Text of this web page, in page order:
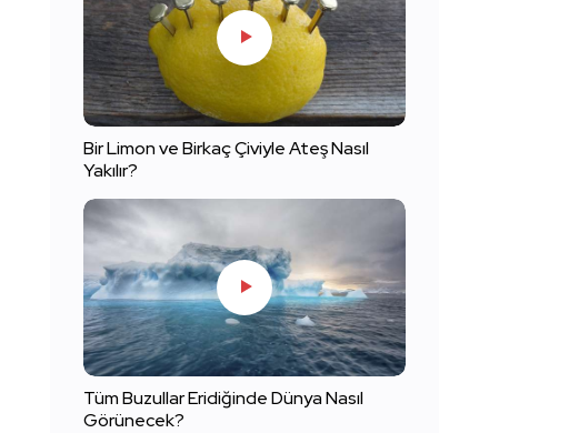
Bir Limon ve Birkaç Çiviyle Ateş Nasıl
Yakılır?
Tüm Buzullar Eridiğinde Dünya Nasıl
Görünecek?